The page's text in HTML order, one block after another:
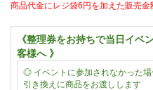
商品代金にレジ袋6円を加えた販売金
《整理券をお持ちで当日イベ
客様へ 》
◎ イベントに参加されなかった
引き換えに商品をお渡しします